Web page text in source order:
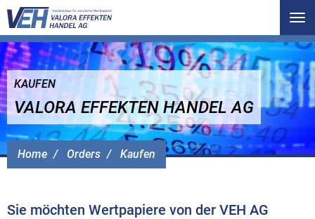
Home Orders Kaufen
KAUFEN
VALORA EFFEKTEN HANDEL AG
Sie möchten Wertpapiere von der VEH AG